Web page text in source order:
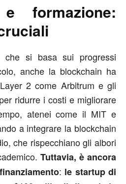
formazione:
che si basa sui progressi
anche la blockchain ha
2 come Arbitrum e gli
ridurre i costi e migliorare
atenei come il MIT e
a integrare la blockchain
che rispecchiano gli albori
Tuttavia, è ancora
: le startup di